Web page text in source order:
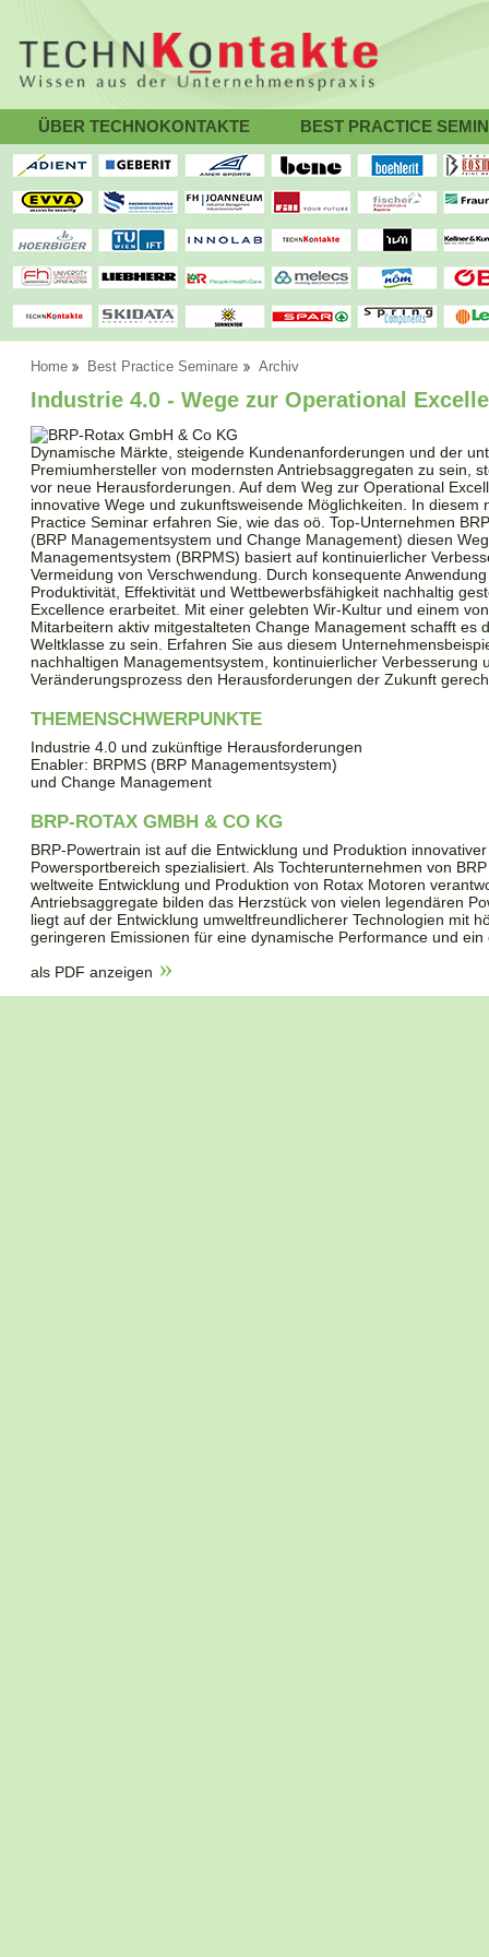
ÜBER TECHNOKONTAKTE BEST PRACTICE
Home Best Practice Seminare Archiv
Industrie 4.0 - Wege zur Operational
Dynamische Märkte, steigende Kundenanforderungen und der
Premiumhersteller von modernsten Antriebsaggregaten zu sein,
vor neue Herausforderungen. Auf dem Weg zur Operational
innovative Wege und zukunftsweisende Möglichkeiten. In diesem
Practice Seminar erfahren Sie, wie das oö. Top-Unternehmen
(BRP Managementsystem und Change Management) diesen
Managementsystem (BRPMS) basiert auf kontinuierlicher
Vermeidung von Verschwendung. Durch konsequente
Produktivität, Effektivität und Wettbewerbsfähigkeit nachhaltig
Excellence erarbeitet. Mit einer gelebten Wir-Kultur und einem
Mitarbeitern aktiv mitgestalteten Change Management schafft es
Weltklasse zu sein. Erfahren Sie aus diesem
nachhaltigen Managementsystem, kontinuierlicher Verbesserung
Veränderungsprozess den Herausforderungen der Zukunft
THEMENSCHWERPUNKTE
Industrie 4.0 und zukünftige Herausforderungen
Enabler: BRPMS (BRP Managementsystem)
und Change Management
BRP-ROTAX GMBH & CO KG
BRP-Powertrain ist auf die Entwicklung und Produktion
Powersportbereich spezialisiert. Als Tochterunternehmen von
weltweite Entwicklung und Produktion von Rotax Motoren
Antriebsaggregate bilden das Herzstück von vielen legendären
liegt auf der Entwicklung umweltfreundlicherer Technologien mit
geringeren Emissionen für eine dynamische Performance und
als PDF anzeigen